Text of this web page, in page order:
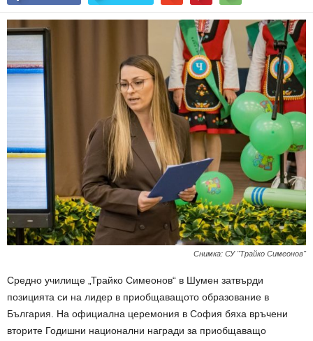
Снимка: СУ "Трайко Симеонов"
Средно училище „Трайко Симеонов“ в Шумен затвърди
позицията си на лидер в приобщаващото образование в
България. На официална церемония в София бяха връчени
вторите Годишни национални награди за приобщаващо